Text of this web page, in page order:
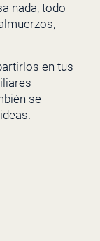
nada, todo
en tus
se